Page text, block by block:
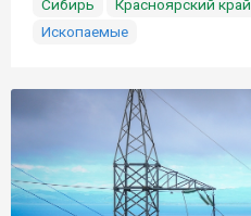
Сибирь
Красноярский край
Ископаемые